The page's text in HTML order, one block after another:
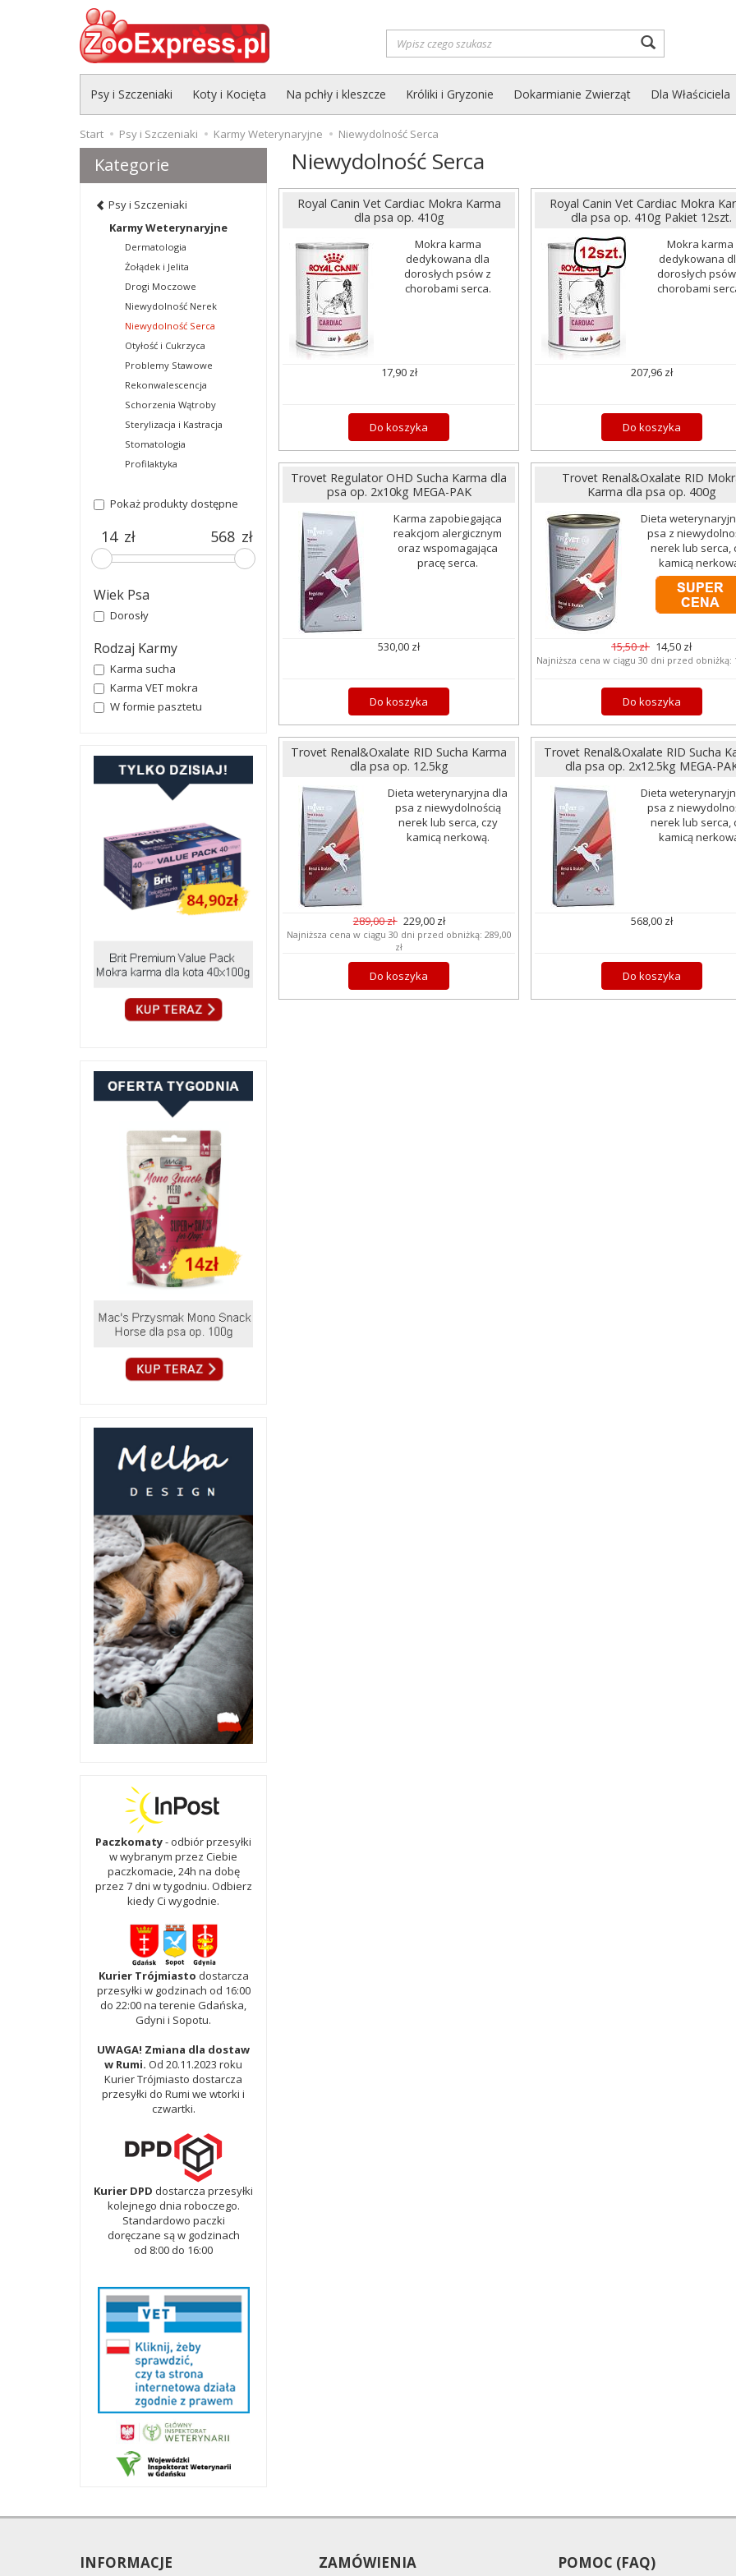
Psy i Szczeniaki Koty i Kocięta Na pchły i kleszcze Króliki i Gryzonie Dokarmianie Zwierząt Dla Właściciela
Start Psy i Szczeniaki Karmy Weterynaryjne Niewydolność Serca
Niewydolność Serca
Royal Canin Vet Cardiac Mokra Karma
dla psa op. 410g
Mokra karma
dedykowana dla
dorosłych psów z
chorobami serca.
17,90 zł
Do koszyka
Royal Canin Vet Cardiac Mokra
dla psa op. 410g Pakiet 12szt.
Mokra karma
dedykowana
dorosłych
chorobami
207,96 zł
Do koszyka
Trovet Regulator OHD Sucha Karma dla
psa op. 2x10kg MEGA-PAK
Karma zapobiegająca
reakcjom alergicznym
oraz wspomagająca
pracę serca.
530,00 zł
Do koszyka
Trovet Renal&Oxalate RID
Karma dla psa op. 400g
Dieta
psa z
nerek lub serca,
kamicą
15,50 zł 14,50 zł
Najniższa cena w ciągu 30 dni przed obniżką:
Do koszyka
Trovet Renal&Oxalate RID Sucha Karma
dla psa op. 12.5kg
Dieta weterynaryjna dla
psa z niewydolnością
nerek lub serca, czy
kamicą nerkową.
289,00 zł 229,00 zł
Najniższa cena w ciągu 30 dni przed obniżką: 289,00
zł
Do koszyka
Trovet Renal&Oxalate RID Sucha
dla psa op. 2x12.5kg MEGA-
Dieta
psa z
nerek lub serca,
kamicą
568,00 zł
Do koszyka
Kategorie
Psy i Szczeniaki
Karmy Weterynaryjne
Dermatologia
Żołądek i Jelita
Drogi Moczowe
Niewydolność Nerek
Niewydolność Serca
Otyłość i Cukrzyca
Problemy Stawowe
Rekonwalescencja
Schorzenia Wątroby
Sterylizacja i Kastracja
Stomatologia
Profilaktyka
Pokaż produkty dostępne
zł zł
Wiek Psa
Dorosły
Rodzaj Karmy
Karma sucha
Karma VET mokra
W formie pasztetu
Paczkomaty- odbiór przesyłki
w wybranym przez Ciebie
paczkomacie, 24h na dobę
przez 7 dni w tygodniu. Odbierz
kiedy Ci wygodnie.
Kurier Trójmiasto dostarcza
przesyłki w godzinach od 16:00
do 22:00 na terenie Gdańska,
Gdyni i Sopotu.
UWAGA! Zmiana dla dostaw
w Rumi. Od 20.11.2023 roku
Kurier Trójmiasto dostarcza
przesyłki do Rumi we wtorki i
czwartki.
Kurier DPD dostarcza przesyłki
kolejnego dnia roboczego.
Standardowo paczki
doręczane są w godzinach
od 8:00 do 16:00
INFORMACJE ZAMÓWIENIA POMOC (FAQ)